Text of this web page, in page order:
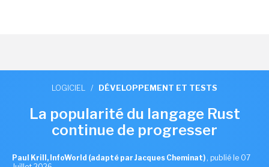
LOGICIEL / DÉVELOPPEMENT ET TESTS
La popularité du langage Rust
continue de progresser
Paul Krill, InfoWorld (adapté par Jacques Cheminat) , publié le 07